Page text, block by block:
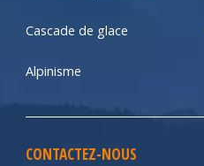
Cascade de glace
Alpinisme
CONTACTEZ-NOUS